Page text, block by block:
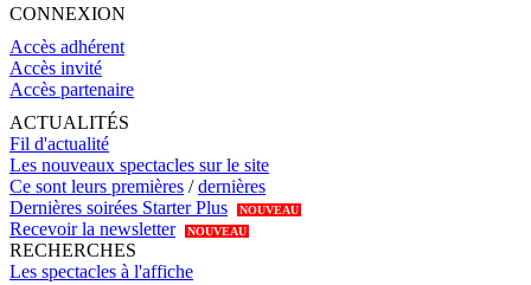
CONNEXION
Accès adhérent
Accès invité
Accès partenaire
ACTUALITÉS
Fil d'actualité
Les nouveaux spectacles sur le site
Ce sont leurs premières /dernières
Dernières soirées Starter Plus
NOUVEAU
Recevoir la newsletter NOUVEAU
RECHERCHES
Les spectacles à l'affiche